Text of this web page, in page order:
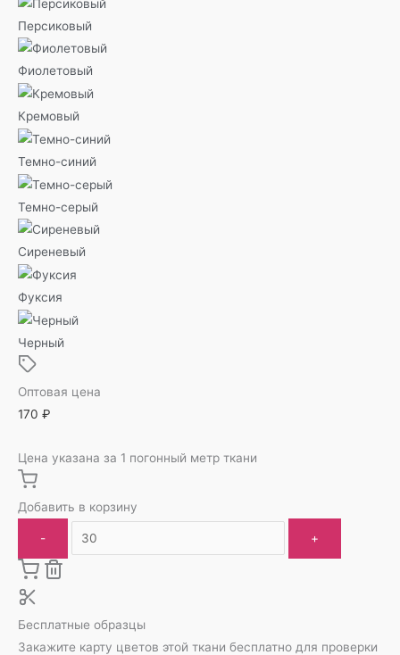
Персиковый
Фиолетовый
Кремовый
Темно-синий
Темно-серый
Сиреневый
Фуксия
Черный
Оптовая цена
170 ₽
Цена указана за 1 погонный метр ткани
Добавить в корзину
- +
Бесплатные образцы
Закажите карту цветов этой ткани бесплатно для проверки